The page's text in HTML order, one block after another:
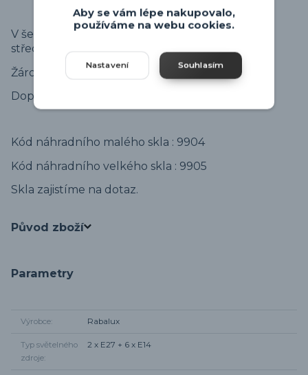
V šesti ramenech budou svítit žárovky E14, ve
středovém skle budou 2 x E27.
Žárovky nejsou součástí.
Doporučené žárovky - viz připojené produkty.
Kód náhradního malého skla : 9904
Kód náhradního velkého skla : 9905
Skla zajistíme na dotaz.
Původ zboží
Parametry
Výrobce Rabalux
Typ světelného
zdroje
2 x E27 + 6 x E14
Aby se vám lépe nakupovalo,
používáme na webu cookies.
Nastavení Souhlasím